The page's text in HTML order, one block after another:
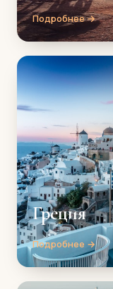
Подробнее →
Греция
Подробнее →